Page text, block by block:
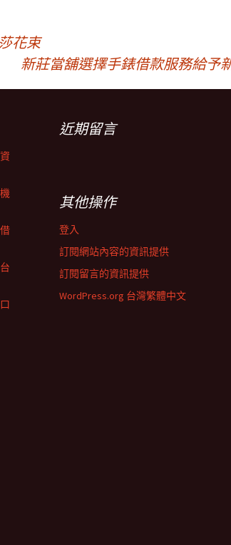
花束
新莊當舖選擇手錶借款服務給予
近期留言
其他操作
登入
訂閱網站內容的資訊提供
訂閱留言的資訊提供
WordPress.org 台灣繁體中文